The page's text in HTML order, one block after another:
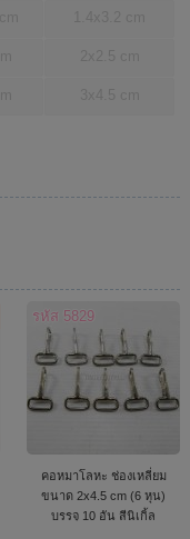
รหัส 5829
คอหมาโลหะ ช่องเหลี่ยม
ขนาด 2x4.5 cm (6 หุน)
บรรจุ 10 อัน สีนิเกิ้ล